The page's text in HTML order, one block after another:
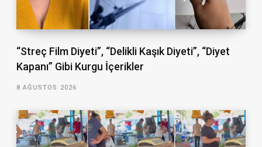
“Streç Film Diyeti”, “Delikli Kaşık Diyeti”, “Diyet
Kapanı” Gibi Kurgu İçerikler
8 AĞUSTOS 2026